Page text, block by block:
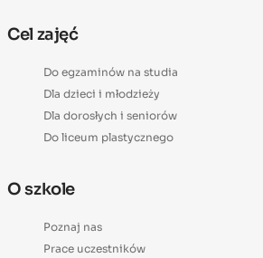
Cel zajęć
Do egzaminów na studia
Dla dzieci i młodzieży
Dla dorosłych i seniorów
Do liceum plastycznego
O szkole
Poznaj nas
Prace uczestników